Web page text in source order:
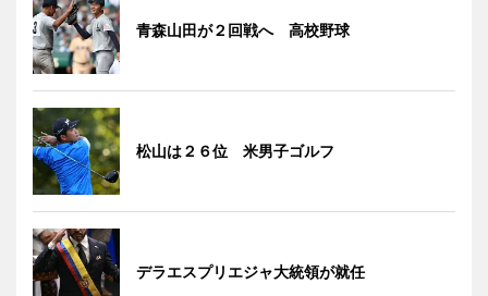
青森山田が２回戦へ 高校野球
松山は２６位 米男子ゴルフ
デラエスプリエジャ大統領が就任